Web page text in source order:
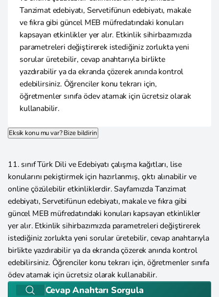
Tanzimat edebiyatı, Servetifünun edebiyatı, makale
ve fıkra gibi güncel MEB müfredatındaki konuları
kapsayan etkinlikler yer alır. Etkinlik sihirbazımızda
parametreleri değiştirerek istediğiniz zorlukta yeni
sorular üretebilir, cevap anahtarıyla birlikte
yazdırabilir ya da ekranda çözerek anında kontrol
edebilirsiniz. Öğrenciler konu tekrarı için,
öğretmenler sınıfa ödev atamak için ücretsiz olarak
kullanabilir.
Eksik konu mu var? Bize bildirin
11. sınıf Türk Dili ve Edebiyatı çalışma kağıtları, lise
konularını pekiştirmek için hazırlanmış, çıktı alınabilir ve
online çözülebilir etkinliklerdir. Sayfamızda Tanzimat
edebiyatı, Servetifünun edebiyatı, makale ve fıkra gibi
güncel MEB müfredatındaki konuları kapsayan etkinlikler
yer alır. Etkinlik sihirbazımızda parametreleri değiştirerek
istediğiniz zorlukta yeni sorular üretebilir, cevap anahtarıyla
birlikte yazdırabilir ya da ekranda çözerek anında kontrol
edebilirsiniz. Öğrenciler konu tekrarı için, öğretmenler sınıfa
ödev atamak için ücretsiz olarak kullanabilir.
Cevap Anahtarı Sorgula